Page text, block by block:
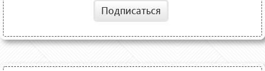
Подписаться